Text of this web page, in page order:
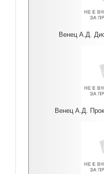
Венец А.Д.
Венец А.Д.